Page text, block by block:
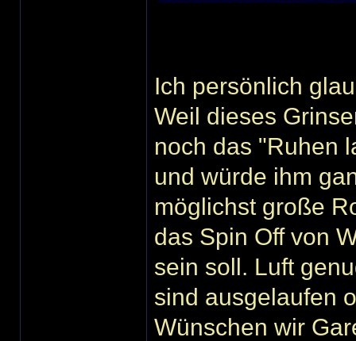
Ich persönlich
Weil dieses
noch das "Ruhen
und würde ihm
möglichst große
das Spin Off von
sein soll. Luft
sind ausgelaufen
Wünschen wir